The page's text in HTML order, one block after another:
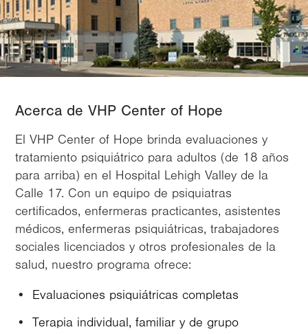
Acerca de VHP Center of Hope
El VHP Center of Hope brinda evaluaciones y
tratamiento psiquiátrico para adultos (de 18 años
para arriba) en el Hospital Lehigh Valley de la
Calle 17. Con un equipo de psiquiatras
certificados, enfermeras practicantes, asistentes
médicos, enfermeras psiquiátricas, trabajadores
sociales licenciados y otros profesionales de la
salud, nuestro programa ofrece:
Evaluaciones psiquiátricas completas
Terapia individual, familiar y de grupo